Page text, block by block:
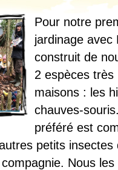
Pour notre
jardinage avec
construit de
2 espèces très
maisons : les
chauves-
préféré est
petits insectes
Nous